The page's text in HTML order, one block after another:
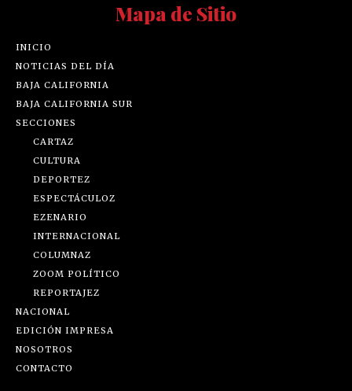
Mapa de Sitio
INICIO
NOTICIAS DEL DÍA
BAJA CALIFORNIA
BAJA CALIFORNIA SUR
SECCIONES
CARTAZ
CULTURA
DEPORTEZ
ESPECTÁCULOZ
EZENARIO
INTERNACIONAL
COLUMNAZ
ZOOM POLÍTICO
REPORTAJEZ
NACIONAL
EDICIÓN IMPRESA
NOSOTROS
CONTACTO